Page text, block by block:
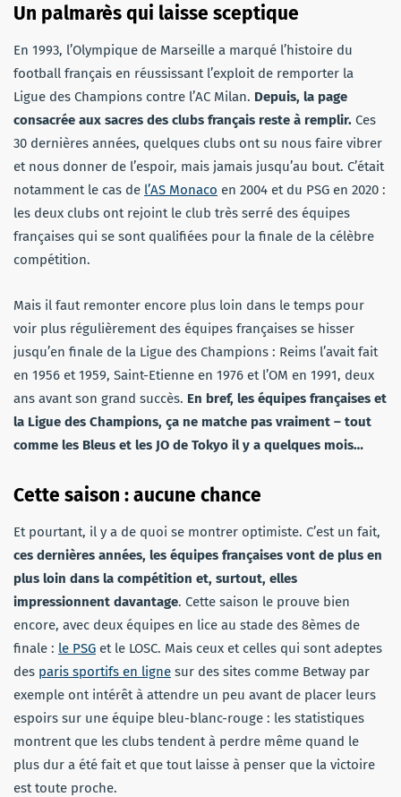
Un palmarès qui laisse sceptique
En 1993, l’Olympique de Marseille a marqué l’histoire du
football français en réussissant l’exploit de remporter la
Ligue des Champions contre l’AC Milan. Depuis, la page
consacrée aux sacres des clubs français reste à remplir. Ces
30 dernières années, quelques clubs ont su nous faire vibrer
et nous donner de l’espoir, mais jamais jusqu’au bout. C’était
notamment le cas de l’AS Monaco en 2004 et du PSG en 2020 :
les deux clubs ont rejoint le club très serré des équipes
françaises qui se sont qualifiées pour la finale de la célèbre
compétition.
Mais il faut remonter encore plus loin dans le temps pour
voir plus régulièrement des équipes françaises se hisser
jusqu’en finale de la Ligue des Champions : Reims l’avait fait
en 1956 et 1959, Saint-Etienne en 1976 et l’OM en 1991, deux
ans avant son grand succès. En bref, les équipes françaises et
la Ligue des Champions, ça ne matche pas vraiment – tout
comme les Bleus et les JO de Tokyo il y a quelques mois…
Cette saison : aucune chance
Et pourtant, il y a de quoi se montrer optimiste. C’est un fait,
ces dernières années, les équipes françaises vont de plus en
plus loin dans la compétition et, surtout, elles
impressionnent davantage. Cette saison le prouve bien
encore, avec deux équipes en lice au stade des 8èmes de
finale : le PSG et le LOSC. Mais ceux et celles qui sont adeptes
des paris sportifs en ligne sur des sites comme Betway par
exemple ont intérêt à attendre un peu avant de placer leurs
espoirs sur une équipe bleu-blanc-rouge : les statistiques
montrent que les clubs tendent à perdre même quand le
plus dur a été fait et que tout laisse à penser que la victoire
est toute proche.